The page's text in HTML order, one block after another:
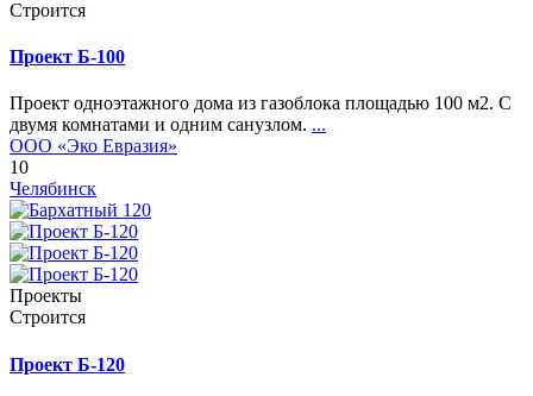
Строится
Проект Б-100
Проект одноэтажного дома из газоблока площадью 100 м2. С
двумя комнатами и одним санузлом. ...
ООО «Эко Евразия»
10
Челябинск
Проекты
Строится
Проект Б-120